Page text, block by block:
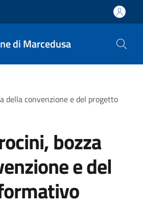
di Marcedusa
della convenzione e del progetto
bozza
e del